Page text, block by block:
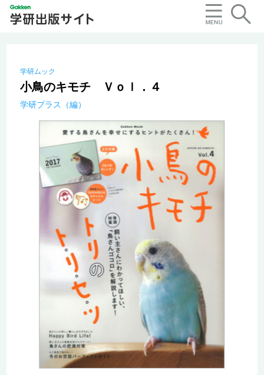
学研ムック
小鳥のキモチ Ｖｏｌ．４
学研プラス（編）